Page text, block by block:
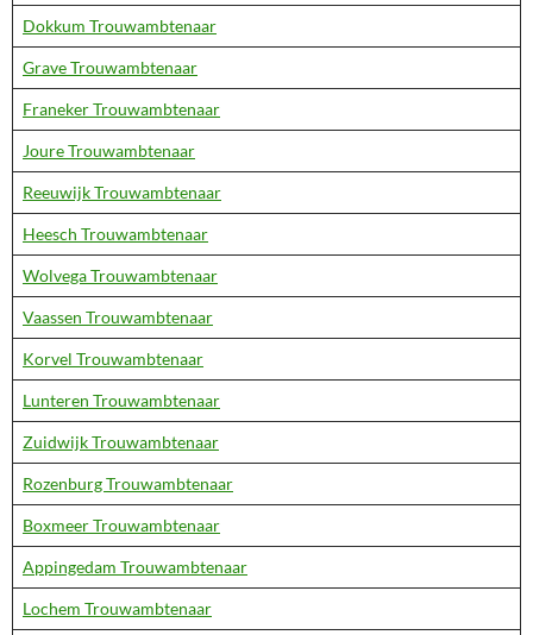
Dokkum Trouwambtenaar
Grave Trouwambtenaar
Franeker Trouwambtenaar
Joure Trouwambtenaar
Reeuwijk Trouwambtenaar
Heesch Trouwambtenaar
Wolvega Trouwambtenaar
Vaassen Trouwambtenaar
Korvel Trouwambtenaar
Lunteren Trouwambtenaar
Zuidwijk Trouwambtenaar
Rozenburg Trouwambtenaar
Boxmeer Trouwambtenaar
Appingedam Trouwambtenaar
Lochem Trouwambtenaar